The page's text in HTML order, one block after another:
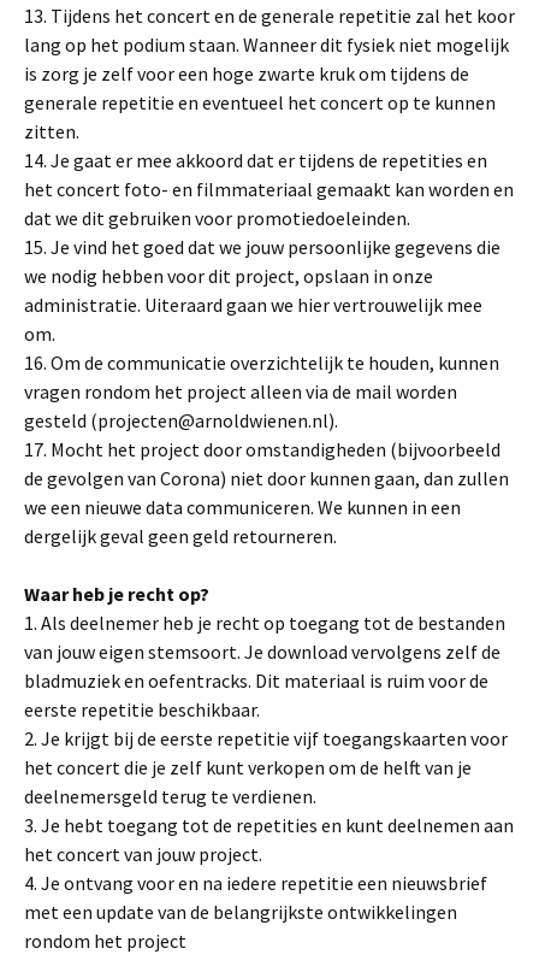
13. Tijdens het concert en de generale repetitie zal het koor
lang op het podium staan. Wanneer dit fysiek niet mogelijk
is zorg je zelf voor een hoge zwarte kruk om tijdens de
generale repetitie en eventueel het concert op te kunnen
zitten.
14. Je gaat er mee akkoord dat er tijdens de repetities en
het concert foto- en filmmateriaal gemaakt kan worden en
dat we dit gebruiken voor promotiedoeleinden.
15. Je vind het goed dat we jouw persoonlijke gegevens die
we nodig hebben voor dit project, opslaan in onze
administratie. Uiteraard gaan we hier vertrouwelijk mee
om.
16. Om de communicatie overzichtelijk te houden, kunnen
vragen rondom het project alleen via de mail worden
gesteld (projecten@arnoldwienen.nl).
17. Mocht het project door omstandigheden (bijvoorbeeld
de gevolgen van Corona) niet door kunnen gaan, dan zullen
we een nieuwe data communiceren. We kunnen in een
dergelijk geval geen geld retourneren.
Waar heb je recht op?
1. Als deelnemer heb je recht op toegang tot de bestanden
van jouw eigen stemsoort. Je download vervolgens zelf de
bladmuziek en oefentracks. Dit materiaal is ruim voor de
eerste repetitie beschikbaar.
2. Je krijgt bij de eerste repetitie vijf toegangskaarten voor
het concert die je zelf kunt verkopen om de helft van je
deelnemersgeld terug te verdienen.
3. Je hebt toegang tot de repetities en kunt deelnemen aan
het concert van jouw project.
4. Je ontvang voor en na iedere repetitie een nieuwsbrief
met een update van de belangrijkste ontwikkelingen
rondom het project